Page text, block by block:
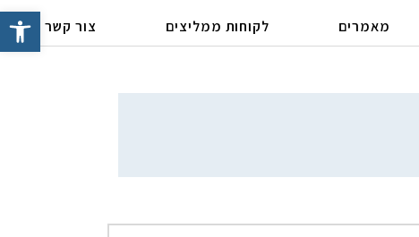
פתח מאמרים לקוחות ממליצים צור קשר